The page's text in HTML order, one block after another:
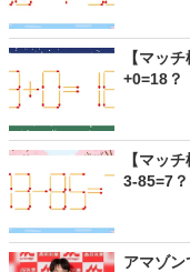
【マッ
+0=18？
【マッ
3-85=7？
アマゾ